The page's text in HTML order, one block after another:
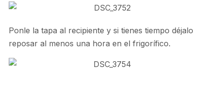
Ponle la tapa al recipiente y si tienes tiempo déjalo
reposar al menos una hora en el frigorífico.